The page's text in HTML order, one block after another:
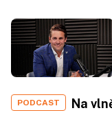
PODCAST
Na